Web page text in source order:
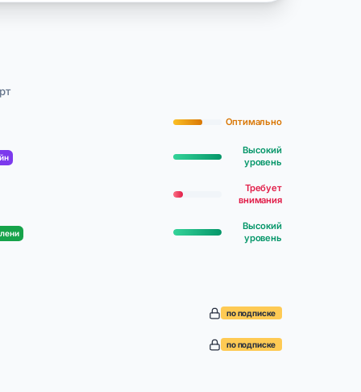
Оптимально
Высокий
уровень
Требует
внимания
Высокий
уровень
по подписке
по подписке